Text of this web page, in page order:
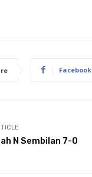
Facebook
N Sembilan 7-0